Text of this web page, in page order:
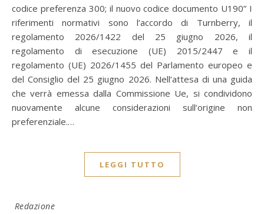
codice preferenza 300; il nuovo codice documento U190” I
riferimenti normativi sono l’accordo di Turnberry, il
regolamento 2026/1422 del 25 giugno 2026, il
regolamento di esecuzione (UE) 2015/2447 e il
regolamento (UE) 2026/1455 del Parlamento europeo e
del Consiglio del 25 giugno 2026. Nell’attesa di una guida
che verrà emessa dalla Commissione Ue, si condividono
nuovamente alcune considerazioni sull’origine non
preferenziale.…
LEGGI TUTTO
Redazione